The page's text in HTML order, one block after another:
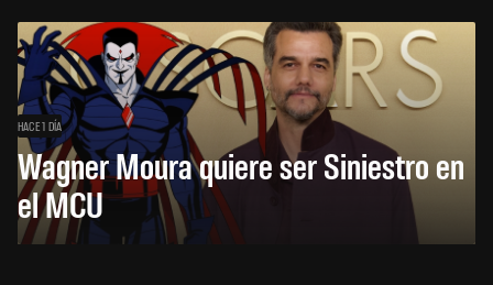
HACE 1 DÍA
Wagner Moura quiere ser Siniestro en
el MCU